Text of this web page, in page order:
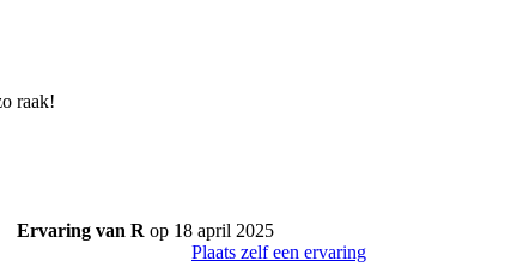
raak!
Ervaring van R op 18 april 2025
Plaats zelf een ervaring